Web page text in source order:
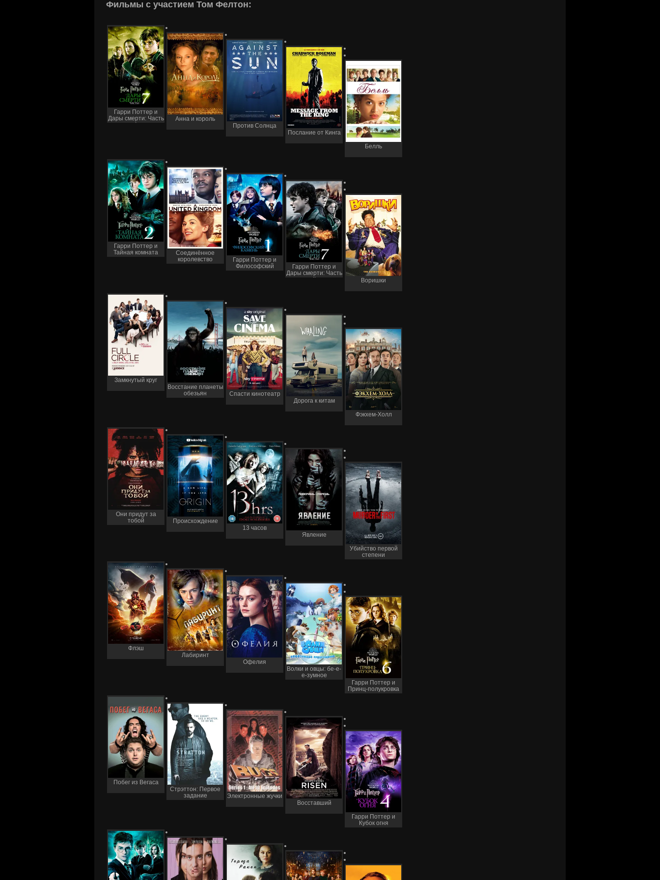
Фильмы с участием Том Фелтон:
Гарри Поттер и
Дары смерти: Часть
I
Анна и король
Против Солнца
Послание от Кинга
Белль
Гарри Поттер и
Тайная комната
Соединённое
королевство
Гарри Поттер и
Философский
камень
Гарри Поттер и
Дары смерти: Часть
II
Воришки
Замкнутый круг
Восстание планеты
обезьян
Спасти кинотеатр
Дорога к китам
Фэкхем-Холл
Они придут за
тобой
Происхождение
13 часов
Явление
Убийство первой
степени
Флэш
Лабиринт
Офелия
Волки и овцы: бе-е-
е-зумное
превращение
Гарри Поттер и
Принц-полукровка
Побег из Вегаса
Стрэттон: Первое
задание
Электронные жучки
Восставший
Гарри Поттер и
Кубок огня